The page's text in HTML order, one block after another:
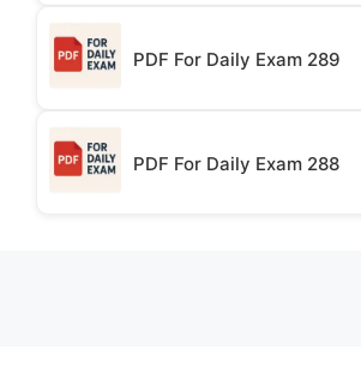
PDF For Daily Exam 289
PDF For Daily Exam 288